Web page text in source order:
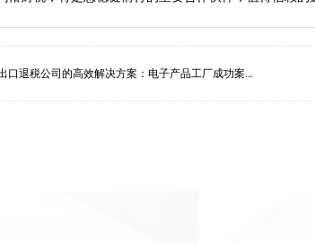
口退税公司的高效解决方案：电子产品工厂成功案...